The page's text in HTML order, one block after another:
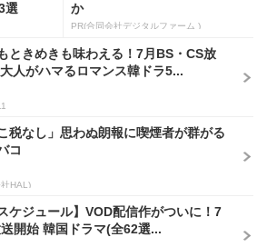
選
か
PR(合同会社デジタルファーム )
ときめきも味わえる！7月BS・CS放
人がハマるロマンス韓ドラ5...
税なし」思わぬ朗報に喫煙者が群がる
コ
HAL)
ケジュール】VOD配信作がついに！7
送開始 韓国ドラマ(全62選...